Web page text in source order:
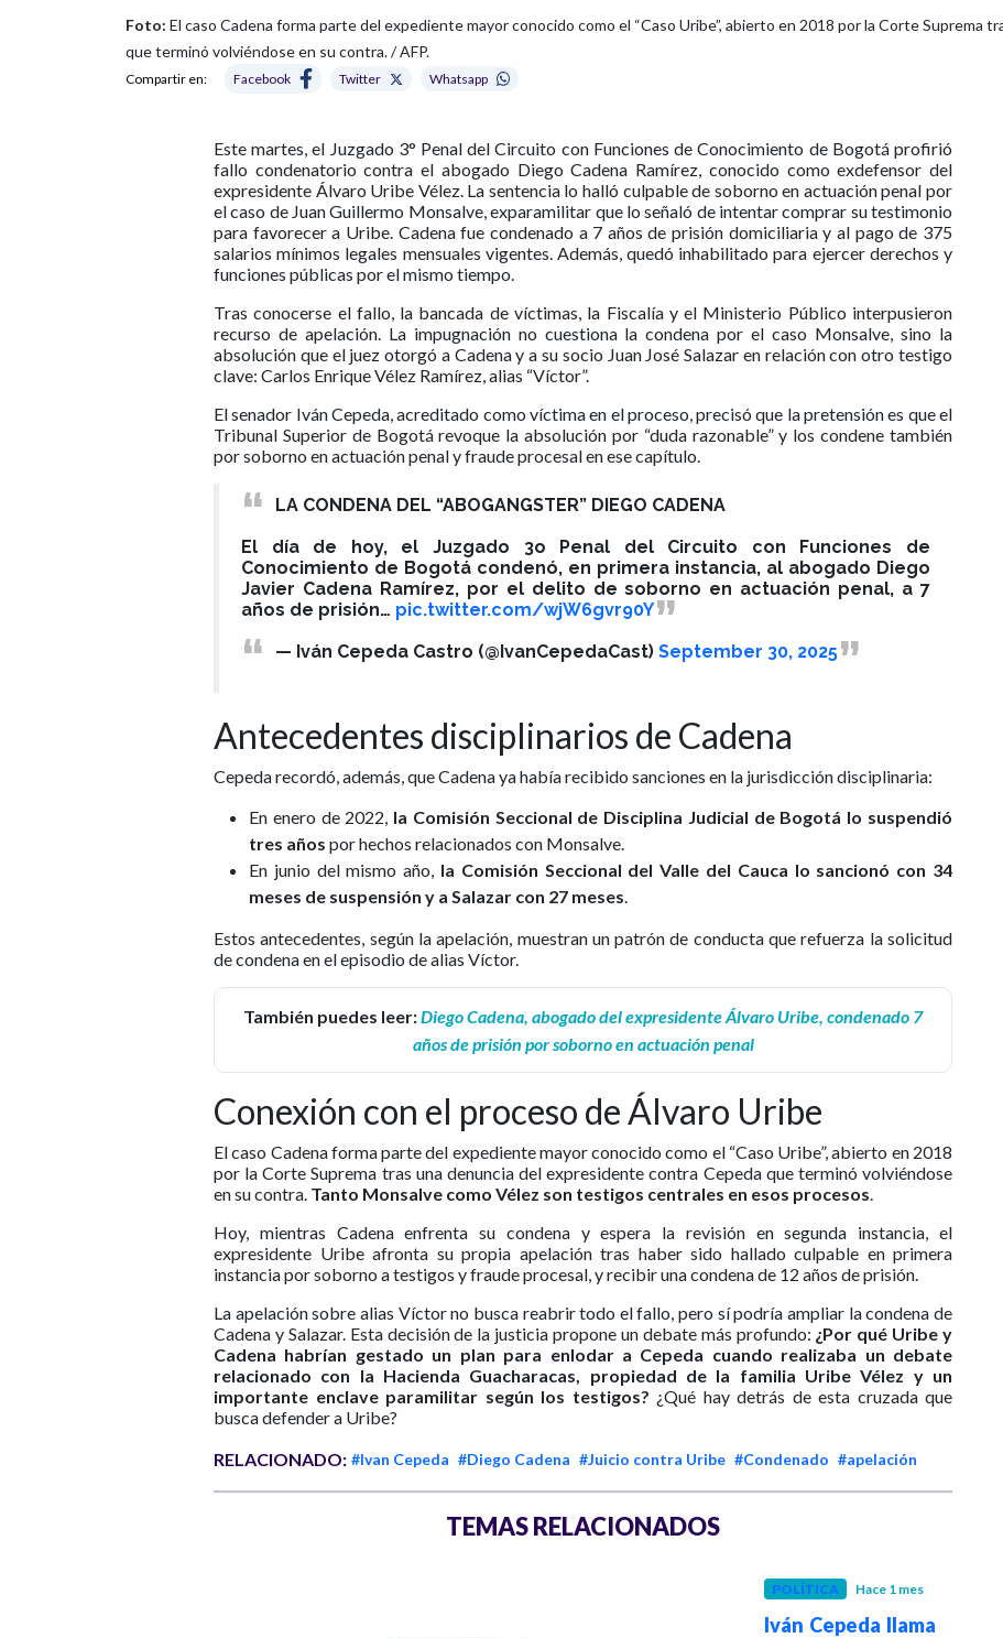
Foto: El caso Cadena forma parte del expediente mayor conocido como el “Caso Uribe”, abierto en 2018 por la Corte Suprema
que terminó volviéndose en su contra. / AFP.
Compartir en: Facebook Twitter Whatsapp
Este martes, el Juzgado 3° Penal del Circuito con Funciones de Conocimiento de Bogotá profirió
fallo condenatorio contra el abogado Diego Cadena Ramírez, conocido como exdefensor del
expresidente Álvaro Uribe Vélez. La sentencia lo halló culpable de soborno en actuación penal por
el caso de Juan Guillermo Monsalve, exparamilitar que lo señaló de intentar comprar su testimonio
para favorecer a Uribe. Cadena fue condenado a 7 años de prisión domiciliaria y al pago de 375
salarios mínimos legales mensuales vigentes. Además, quedó inhabilitado para ejercer derechos y
funciones públicas por el mismo tiempo.
Tras conocerse el fallo, la bancada de víctimas, la Fiscalía y el Ministerio Público interpusieron
recurso de apelación. La impugnación no cuestiona la condena por el caso Monsalve, sino la
absolución que el juez otorgó a Cadena y a su socio Juan José Salazar en relación con otro testigo
clave: Carlos Enrique Vélez Ramírez, alias “Víctor”.
El senador Iván Cepeda, acreditado como víctima en el proceso, precisó que la pretensión es que el
Tribunal Superior de Bogotá revoque la absolución por “duda razonable” y los condene también
por soborno en actuación penal y fraude procesal en ese capítulo.
LA CONDENA DEL “ABOGANGSTER” DIEGO CADENA
El día de hoy, el Juzgado 3o Penal del Circuito con Funciones de
Conocimiento de Bogotá condenó, en primera instancia, al abogado Diego
Javier Cadena Ramírez, por el delito de soborno en actuación penal, a 7
años de prisión… pic.twitter.com/wjW6gvr90Y
— Iván Cepeda Castro (@IvanCepedaCast) September 30, 2025
Antecedentes disciplinarios de Cadena
Cepeda recordó, además, que Cadena ya había recibido sanciones en la jurisdicción disciplinaria:
En enero de 2022, la Comisión Seccional de Disciplina Judicial de Bogotá lo suspendió
tres años por hechos relacionados con Monsalve.
En junio del mismo año, la Comisión Seccional del Valle del Cauca lo sancionó con 34
meses de suspensión y a Salazar con 27 meses.
Estos antecedentes, según la apelación, muestran un patrón de conducta que refuerza la solicitud
de condena en el episodio de alias Víctor.
También puedes leer:Diego Cadena, abogado del expresidente Álvaro Uribe, condenado 7
años de prisión por soborno en actuación penal
Conexión con el proceso de Álvaro Uribe
El caso Cadena forma parte del expediente mayor conocido como el “Caso Uribe”, abierto en 2018
por la Corte Suprema tras una denuncia del expresidente contra Cepeda que terminó volviéndose
en su contra. Tanto Monsalve como Vélez son testigos centrales en esos procesos.
Hoy, mientras Cadena enfrenta su condena y espera la revisión en segunda instancia, el
expresidente Uribe afronta su propia apelación tras haber sido hallado culpable en primera
instancia por soborno a testigos y fraude procesal, y recibir una condena de 12 años de prisión.
La apelación sobre alias Víctor no busca reabrir todo el fallo, pero sí podría ampliar la condena de
Cadena y Salazar. Esta decisión de la justicia propone un debate más profundo: ¿Por qué Uribe y
Cadena habrían gestado un plan para enlodar a Cepeda cuando realizaba un debate
relacionado con la Hacienda Guacharacas, propiedad de la familia Uribe Vélez y un
importante enclave paramilitar según los testigos? ¿Qué hay detrás de esta cruzada que
busca defender a Uribe?
RELACIONADO: #Ivan Cepeda #Diego Cadena #Juicio contra Uribe #Condenado #apelación
TEMAS RELACIONADOS
POLÍTICA Hace 1 mes
Iván Cepeda llama